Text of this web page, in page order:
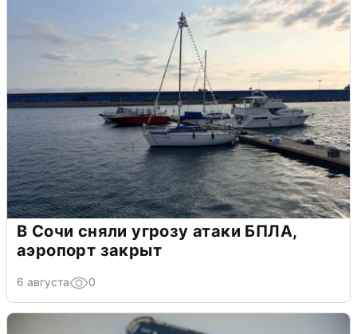
В Сочи сняли угрозу атаки БПЛА,
аэропорт закрыт
6 августа 0